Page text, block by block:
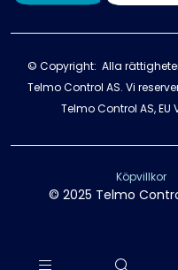
© Copyright: Alla
Telmo Control AS. Vi
Telmo Control AS, EU
Köpvillkor
© 2025 Telmo